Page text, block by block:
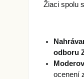
Žiaci spolu
odboru
ocenení